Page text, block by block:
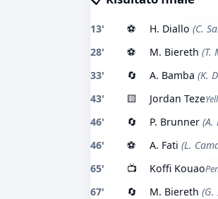
13' ⚽ H. Diallo (C.
28' ⚽ M. Biereth (T.
33' 🔄 A. Bamba (K.
43' 🟨 Jordan Teze
46' 🔄 P. Brunner (A.
46' ⚽ A. Fati (L.
65' 📺 Koffi Kouao
67' 🔄 M. Biereth (G.